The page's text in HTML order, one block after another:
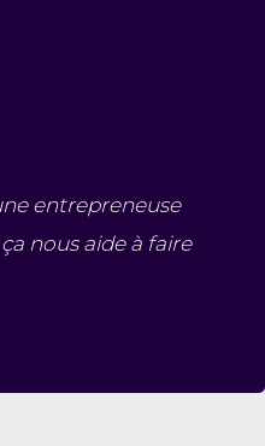
entrepreneuse
nous aide à faire